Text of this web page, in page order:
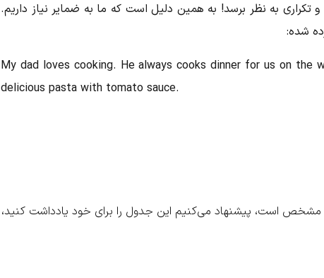
به نظر برسد! به همین دلیل است که ما به ضمایر نیاز داریم.
شده:
My dad loves cooking. He always cooks dinner for us on the
delicious pasta with tomato sauce.
است، پیشنهاد می‌کنیم این جدول را برای خود یادداشت کنید،